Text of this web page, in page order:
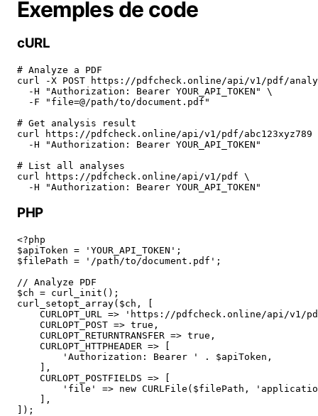
Exemples de code
cURL
# Analyze a PDF
curl -X POST https://pdfcheck.online/api/v1/pdf/
  -H "Authorization: Bearer YOUR_API_TOKEN" \
  -F "file=@/path/to/document.pdf"
# Get analysis result
curl https://pdfcheck.online/api/v1/pdf/
  -H "Authorization: Bearer YOUR_API_TOKEN"
# List all analyses
curl https://pdfcheck.online/api/v1/pdf \
  -H "Authorization: Bearer YOUR_API_TOKEN"
PHP
<?php
$apiToken = 'YOUR_API_TOKEN';
$filePath = '/path/to/document.pdf';
// Analyze PDF
$ch = curl_init();
curl_setopt_array($ch, [
CURLOPT_URL => 'https://pdfcheck.online/api/v1/
    CURLOPT_POST => true,
    CURLOPT_RETURNTRANSFER => true,
    CURLOPT_HTTPHEADER => [
        'Authorization: Bearer ' . $apiToken,
    ],
    CURLOPT_POSTFIELDS => [
'file' => new CURLFile($filePath,
    ],
]);